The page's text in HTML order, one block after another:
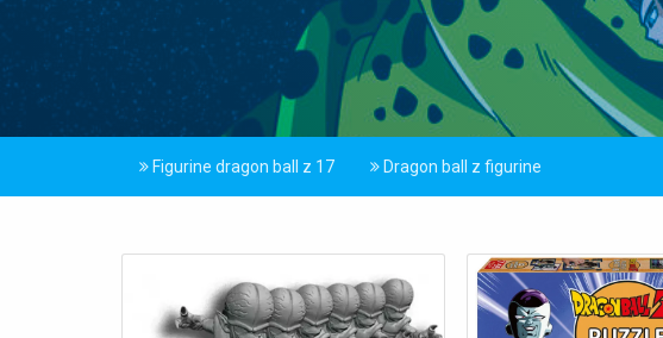
Figurine dragon ball z 17 Dragon ball z figurine